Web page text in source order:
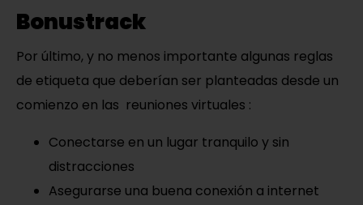
Bonustrack
Por último, y no menos importante algunas reglas
de etiqueta que deberían ser planteadas desde un
comienzo en las reuniones virtuales :
Conectarse en un lugar tranquilo y sin
distracciones
Asegurarse una buena conexión a internet